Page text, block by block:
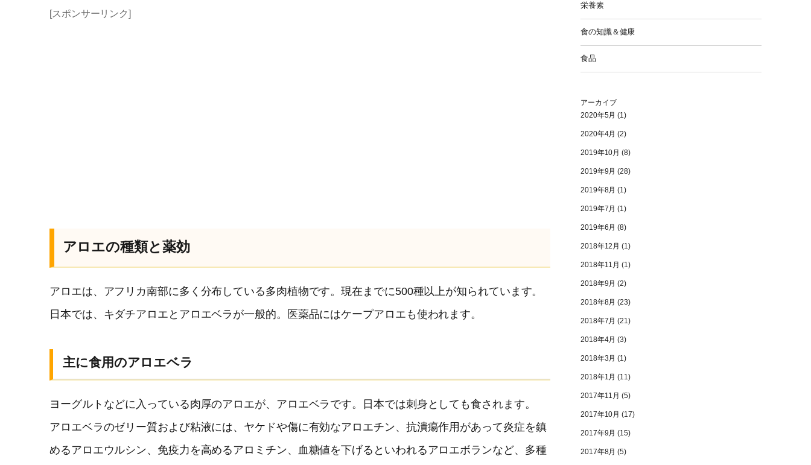
[スポンサーリンク]
アロエの種類と薬効
アロエは、アフリカ南部に多く分布している多肉植物です。現在までに500種以上が知られています。
日本では、キダチアロエとアロエベラが一般的。医薬品にはケープアロエも使われます。
主に食用のアロエベラ
ヨーグルトなどに入っている肉厚のアロエが、アロエベラです。日本では刺身としても食されます。
アロエベラのゼリー質および粘液には、ヤケドや傷に有効なアロエチン、抗潰瘍作用があって炎症を鎮
めるアロエウルシン、免疫力を高めるアロミチン、血糖値を下げるといわれるアロエボランなど、多種
栄養素
食の知識＆健康
食品
アーカイブ
2020年5月 (1)
2020年4月 (2)
2019年10月 (8)
2019年9月 (28)
2019年8月 (1)
2019年7月 (1)
2019年6月 (8)
2018年12月 (1)
2018年11月 (1)
2018年9月 (2)
2018年8月 (23)
2018年7月 (21)
2018年4月 (3)
2018年3月 (1)
2018年1月 (11)
2017年11月 (5)
2017年10月 (17)
2017年9月 (15)
2017年8月 (5)